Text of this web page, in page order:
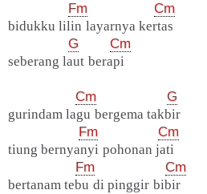
Fm
Cm
bidukku lilin layarnya kertas
G
Cm
seberang laut berapi
Cm
G
gurindam lagu bergema takbir
Fm
Cm
tiung bernyanyi pohonan jati
Fm
Cm
bertanam tebu di pinggir bibir